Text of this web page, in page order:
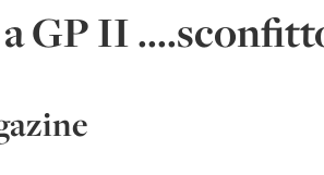
GP II